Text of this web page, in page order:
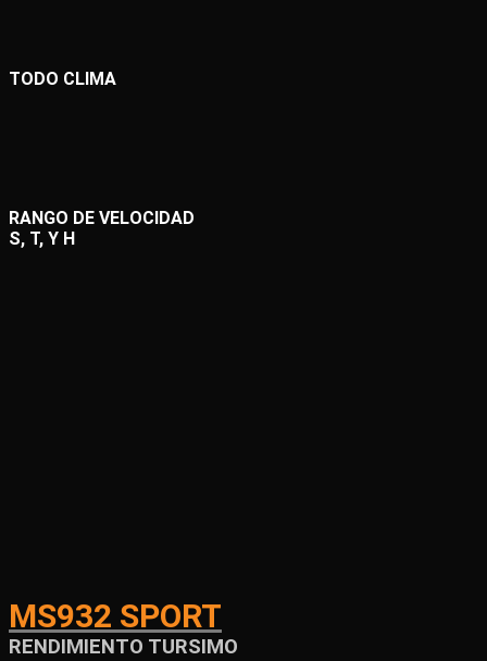
TODO CLIMA
RANGO DE VELOCIDAD
S, T, Y H
MS932 SPORT
RENDIMIENTO TURSIMO